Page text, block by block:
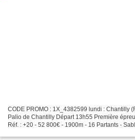
CODE PROMO : 1X_4382599 lundi : Chantilly (R1) 1ère course - Prix du
Palio de Chantilly Départ 13h55 Première
Réf. : +20 - 52 800€ - 1900m - 16 Partants -